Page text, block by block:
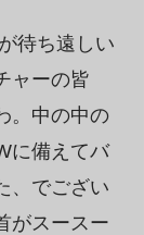
ャーの皆
。中の中の
に備えてバ
、でござい
がスースー